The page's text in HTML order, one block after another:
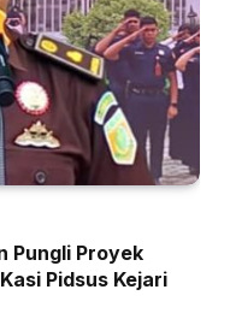
Pungli Proyek
Pidsus Kejari